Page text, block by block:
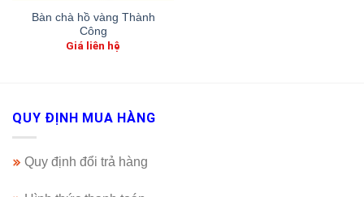
Bàn chà hồ vàng Thành
Công
Giá liên hệ
QUY ĐỊNH MUA HÀNG
Quy định đổi trả hàng